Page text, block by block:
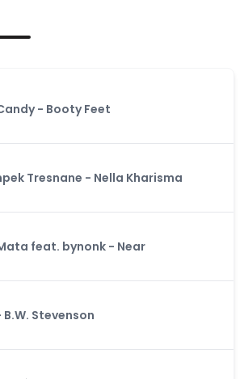
- Booty Feet
Tresnane - Nella Kharisma
feat. bynonk - Near
Stevenson